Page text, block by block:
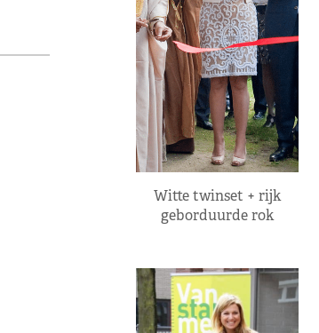
Witte twinset + rijk
geborduurde rok